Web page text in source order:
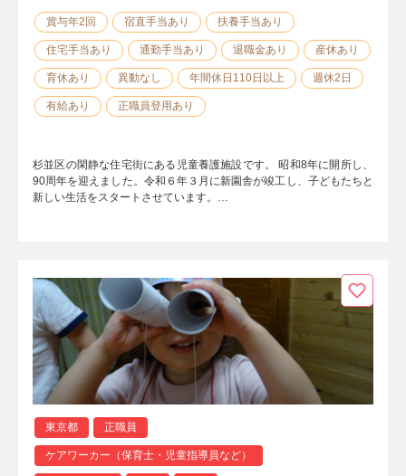
賞与年2回 宿直手当あり 扶養手当あり
住宅手当あり 通勤手当あり 退職金あり 産休あり
育休あり 異動なし 年間休日110日以上 週休2日
有給あり 正職員登用あり
杉並区の閑静な住宅街にある児童養護施設です。 昭和8年に開所し、
90周年を迎えました。令和６年３月に新園舎が竣工し、子どもたちと
新しい生活をスタートさせています。…
東京都 正職員
ケアワーカー（保育士・児童指導員など）